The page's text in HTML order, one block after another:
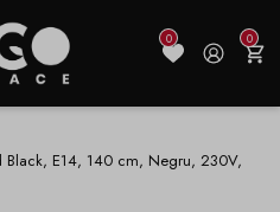
0 0
Black, E14, 140 cm, Negru, 230V,